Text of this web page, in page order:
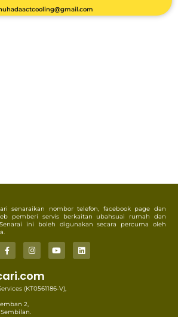
senaraikan nombor telefon, facebook page dan
pemberi servis berkaitan ubahsuai rumah dan
ini boleh digunakan secara percuma oleh
(KT0561186-V),
2,